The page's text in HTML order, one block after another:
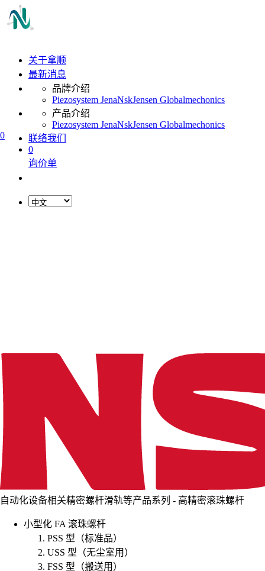
0
关于拿顺
最新消息
品牌介绍
Piezosystem JenaNskJensen Globalmechonics
产品介绍
Piezosystem JenaNskJensen Globalmechonics
联络我们
0
询价单
自动化设备相关精密螺杆滑轨等产品系列 - 高精密滚珠螺杆
小型化 FA 滚珠螺杆
PSS 型（标准品）
USS 型（无尘室用）
FSS 型（搬送用）